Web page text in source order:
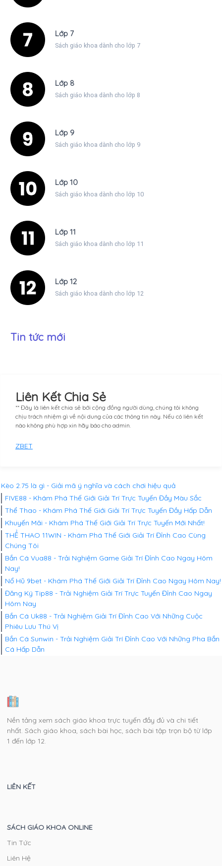
Lớp 7
Sách giáo khoa dành cho lớp 7
Lớp 8
Sách giáo khoa dành cho lớp 8
Lớp 9
Sách giáo khoa dành cho lớp 9
Lớp 10
Sách giáo khoa dành cho lớp 10
Lớp 11
Sách giáo khoa dành cho lớp 11
Lớp 12
Sách giáo khoa dành cho lớp 12
Tin tức mới
Liên Kết Chia Sẻ
** Đây là liên kết chia sẻ bới cộng đồng người dùng, chúng tôi không
chịu trách nhiệm gì về nội dung của các thông tin này. Nếu có liên kết
nào không phù hợp xin hãy báo cho admin.
ZBET
Kèo 2.75 là gì - Giải mã ý nghĩa và cách chơi hiệu quả
FIVE88 - Khám Phá Thế Giới Giải Trí Trực Tuyến Đầy Màu Sắc
Thể Thao - Khám Phá Thế Giới Giải Trí Trực Tuyến Đầy Hấp Dẫn
Khuyến Mãi - Khám Phá Thế Giới Giải Trí Trực Tuyến Mới Nhất!
THỂ THAO 11WIN - Khám Phá Thế Giới Giải Trí Đỉnh Cao Cùng
Chúng Tôi
Bắn Cá Vua88 - Trải Nghiệm Game Giải Trí Đỉnh Cao Ngay Hôm
Nay!
Nổ Hũ 9bet - Khám Phá Thế Giới Giải Trí Đỉnh Cao Ngay Hôm Nay!
Đăng Ký Tip88 - Trải Nghiệm Giải Trí Trực Tuyến Đỉnh Cao Ngay
Hôm Nay
Bắn Cá Uk88 - Trải Nghiệm Giải Trí Đỉnh Cao Với Những Cuộc
Phiêu Lưu Thú Vị
Bắn Cá Sunwin - Trải Nghiệm Giải Trí Đỉnh Cao Với Những Pha Bắn
Cá Hấp Dẫn
Nền tảng xem sách giáo khoa trực tuyến đầy đủ và chi tiết
nhất. Sách giáo khoa, sách bài học, sách bài tập trọn bộ từ lớp
1 đến lớp 12.
LIÊN KẾT
SÁCH GIÁO KHOA ONLINE
Tin Tức
Liên Hệ